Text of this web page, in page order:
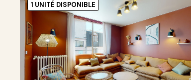
1 UNITÉ DISPONIBLE